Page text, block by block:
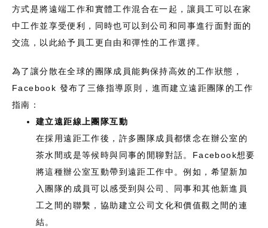
方式是將遠端工作和實體工作混合在一起，讓員工可以在家
中工作並享受便利，同時也可以到公司和同事進行面對面的
交流，以此給予員工更自由和彈性的工作選擇。
為了讓分散在全球的團隊成員能夠保持高效的工作狀態，
Facebook 發布了三條指導原則，進而建立遠距團隊的工作
指南：
建立遠距線上團隊互動
在採用遠距工作後，許多團隊成員都懷念在辦公室的
茶水間或是等候時與同事的閒聊對話。Facebook想要
將這種辦公室互動帶到遠距工作中。例如，希望新加
入團隊的成員可以感受到與公司、同事和其他新進員
工之間的聯繫，協助建立公司文化和價值觀之間的連
結。